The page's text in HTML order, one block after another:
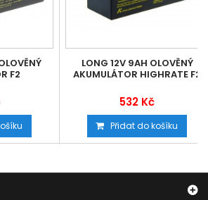
F2
LONG 12V 9AH OLOVĚNÝ
AKUMULÁTOR HIGHRATE F2
532 Kč
Přidat do košíku